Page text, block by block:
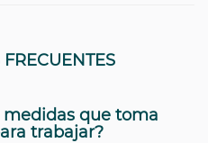
medidas que toma
trabajar?